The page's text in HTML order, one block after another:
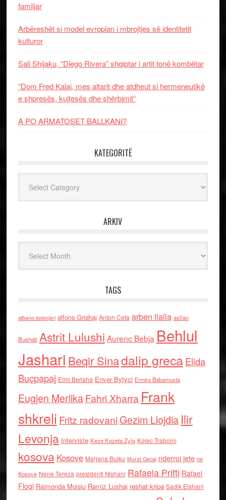
familjar
Arbëreshët si model evropian i mbrojtjes së identitetit
kulturor
Sali Shijaku, “Diego Rivera” shqiptar i artit tonë kombëtar
“Dom Fred Kalaj, mes altarit dhe atdheut si hermeneutikë
e shpresës, kujtesës dhe shërbimit”
A PO ARMATOSET BALLKANI?
KATEGORITË
ARKIV
TAGS
albano kolonjari alfons Grishaj Anton Cefa arben llalla asllan
Bushati Astrit Lulushi Aurenc Bebja Behlul
Jashari Beqir Sinadalip grecaElida
Buçpapaj Elmi Berisha Enver Bytyci Ermira Babamusta
Eugjen MerlikaFahri Xharra Frank
shkreli Fritz radovaniGezim Llojdia Ilir
Levonja Interviste Keze Kozeta Zylo Kolec Traboini
kosova Kosove Marjana Bulku Murat Gecaj nderroi jete ne
Kosove Nene Tereza presidenti Nishani Rafaela Prifti Rafael
Floqi Raimonda Moisiu Ramiz Lushaj reshat kripa Sadik Elshani